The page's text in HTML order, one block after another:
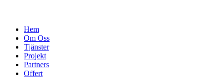
Hem
Om Oss
Tjänster
Projekt
Partners
Offert